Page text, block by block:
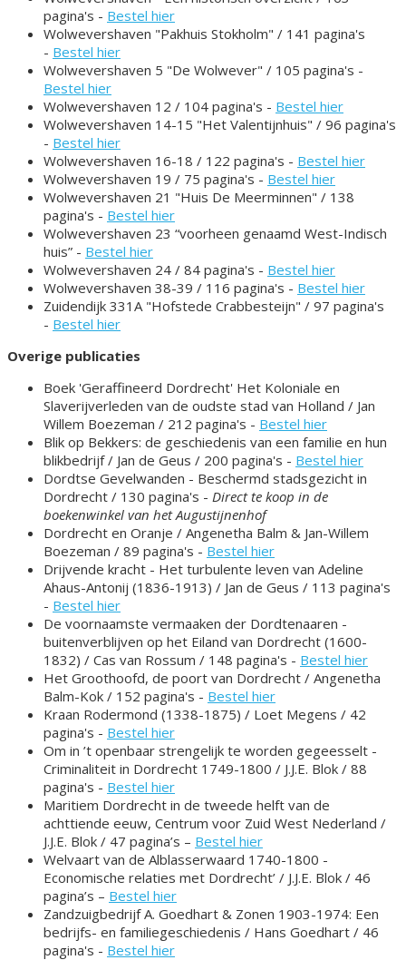
pagina's - Bestel hier
Wolwevershaven "Pakhuis Stokholm" / 141 pagina's
- Bestel hier
Wolwevershaven 5 "De Wolwever" / 105 pagina's -
Bestel hier
Wolwevershaven 12 / 104 pagina's - Bestel hier
Wolwevershaven 14-15 "Het Valentijnhuis" / 96 pagina's
- Bestel hier
Wolwevershaven 16-18 / 122 pagina's - Bestel hier
Wolwevershaven 19 / 75 pagina's - Bestel hier
Wolwevershaven 21 "Huis De Meerminnen" / 138
pagina's - Bestel hier
Wolwevershaven 23 “voorheen genaamd West-Indisch
huis” - Bestel hier
Wolwevershaven 24 / 84 pagina's - Bestel hier
Wolwevershaven 38-39 / 116 pagina's - Bestel hier
Zuidendijk 331A "Hofstede Crabbesteijn" / 97 pagina's
- Bestel hier
Overige publicaties
Boek 'Geraffineerd Dordrecht' Het Koloniale en
Slaverijverleden van de oudste stad van Holland / Jan
Willem Boezeman / 212 pagina's - Bestel hier
Blik op Bekkers: de geschiedenis van een familie en hun
blikbedrijf / Jan de Geus / 200 pagina's - Bestel hier
Dordtse Gevelwanden - Beschermd stadsgezicht in
Dordrecht / 130 pagina's - Direct te koop in de
boekenwinkel van het Augustijnenhof
Dordrecht en Oranje / Angenetha Balm & Jan-Willem
Boezeman / 89 pagina's - Bestel hier
Drijvende kracht - Het turbulente leven van Adeline
Ahaus-Antonij (1836-1913) / Jan de Geus / 113 pagina's
- Bestel hier
De voornaamste vermaaken der Dordtenaaren -
buitenverblijven op het Eiland van Dordrecht (1600-
1832) / Cas van Rossum / 148 pagina's - Bestel hier
Het Groothoofd, de poort van Dordrecht / Angenetha
Balm-Kok / 152 pagina's - Bestel hier
Kraan Rodermond (1338-1875) / Loet Megens / 42
pagina's - Bestel hier
Om in ’t openbaar strengelijk te worden gegeesselt -
Criminaliteit in Dordrecht 1749-1800 / J.J.E. Blok / 88
pagina's - Bestel hier
Maritiem Dordrecht in de tweede helft van de
achttiende eeuw, Centrum voor Zuid West Nederland /
J.J.E. Blok / 47 pagina’s – Bestel hier
Welvaart van de Alblasserwaard 1740-1800 -
Economische relaties met Dordrecht’ / J.J.E. Blok / 46
pagina’s – Bestel hier
Zandzuigbedrijf A. Goedhart & Zonen 1903-1974: Een
bedrijfs- en familiegeschiedenis / Hans Goedhart / 46
pagina's - Bestel hier